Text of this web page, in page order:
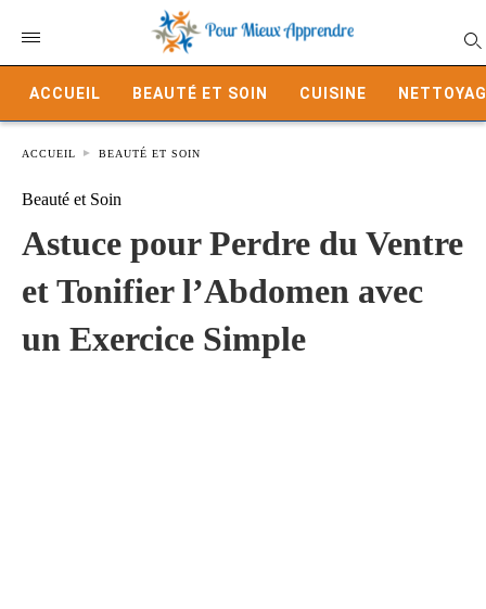
ACCUEIL BEAUTÉ ET SOIN CUISINE
ACCUEIL BEAUTÉ ET SOIN
Beauté et Soin
Astuce pour Perdre du Ventre
et Tonifier l’Abdomen avec
un Exercice Simple